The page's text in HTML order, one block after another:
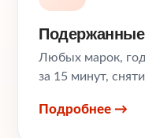
Любых марок,
за 15 минут,
Подробнее →